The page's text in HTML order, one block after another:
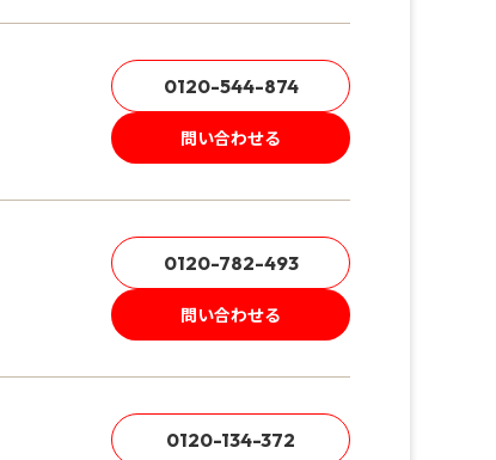
0120-544-874
問い合わせる
0120-782-493
問い合わせる
0120-134-372